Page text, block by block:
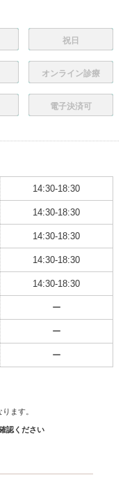
祝日
オンライン診療
電子決済可
14:30-18:30
14:30-18:30
14:30-18:30
14:30-18:30
14:30-18:30
ー
ー
ー
ます。
認ください